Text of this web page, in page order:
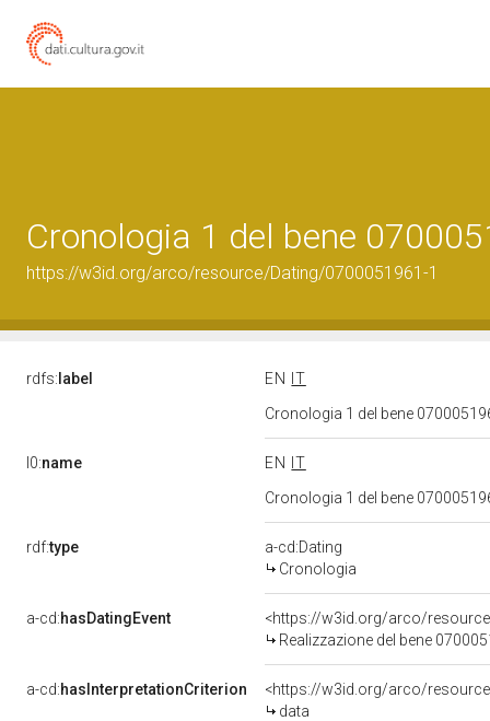
Cronologia 1 del bene
https://w3id.org/arco/resource/Dating/0700051961-1
rdfs: label EN
IT
Cronologia 1 del bene
l0:name EN
IT
Cronologia 1 del bene
rdf:type
a-cd:Dating
Cronologia
a-cd:hasDatingEvent
<https://w3id.org/arco/
Realizzazione del bene
a-cd:hasInterpretationCriterion
<https://w3id.org/arco/
data